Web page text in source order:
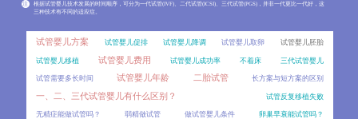
2026-08
2026-08
人工授精一个周期做1次和做2次，成功率差别大吗？
很多准备做人工授精的患者都会问，一个周期内到底能做几次操作？周期次数的常规范围、影响因素，同时分
06 内膜调理要多久？冻胚移植的时间成本比鲜胚高多少？
注
根据试管婴儿技术发展的时间顺序，可分为一代试管(IVF)、二代试管(ICSI)、三代试管(PGS)，并非一代更比一代好，这
三种技术有不同的适应症。
试管婴儿方案 试管婴儿促排 试管婴儿降调 试管婴儿取卵 试管婴儿胚胎
试管婴儿移植 试管婴儿费用 试管婴儿成功率 不着床 三代试管婴儿
试管需要多长时间 试管婴儿年龄 二胎试管 长方案与短方案的区别
一、二、三代试管婴儿有什么区别？ 试管反复移植失败
无精症能做试管吗？ 弱精做试管 做试管婴儿条件 卵巢早衰能试管吗？